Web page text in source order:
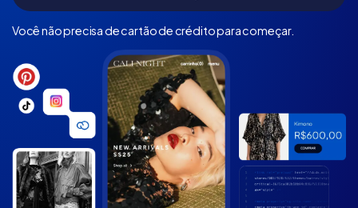
Você não precisa de cartão de crédito para começar.